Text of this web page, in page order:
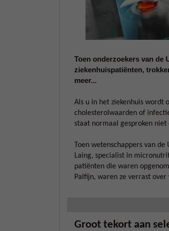
Toen onderzoekers van de
ziekenhuispatiënten,
meer...
Als u in het ziekenhuis wordt
cholesterolwaarden of
staat normaal gesproken niet
Toen wetenschappers van
Laing, specialist in
patiënten die waren
Palfijn, waren ze verrast over
Groot tekort aan